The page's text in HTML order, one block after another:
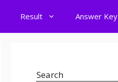
Result Answer Key
Search